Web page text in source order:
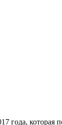
года, которая